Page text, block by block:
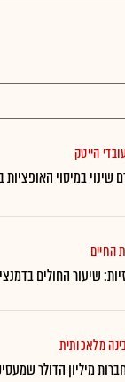
הייטק
שינוי במיסוי האופציות
החיים
שיעור החולים
מלאכותית
מיליון הדולר